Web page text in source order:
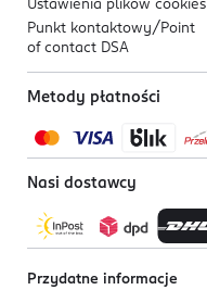
Ustawienia plików cookies
Punkt kontaktowy/ Point
of contact DSA
Metody płatności
Nasi dostawcy
Przydatne informacje